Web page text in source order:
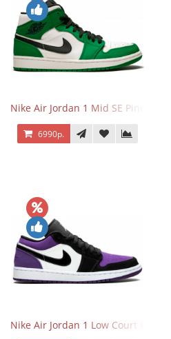
Nike Air Jordan 1 Mid SE Pine Green
6990р.
Nike Air Jordan 1 Low Court Purple